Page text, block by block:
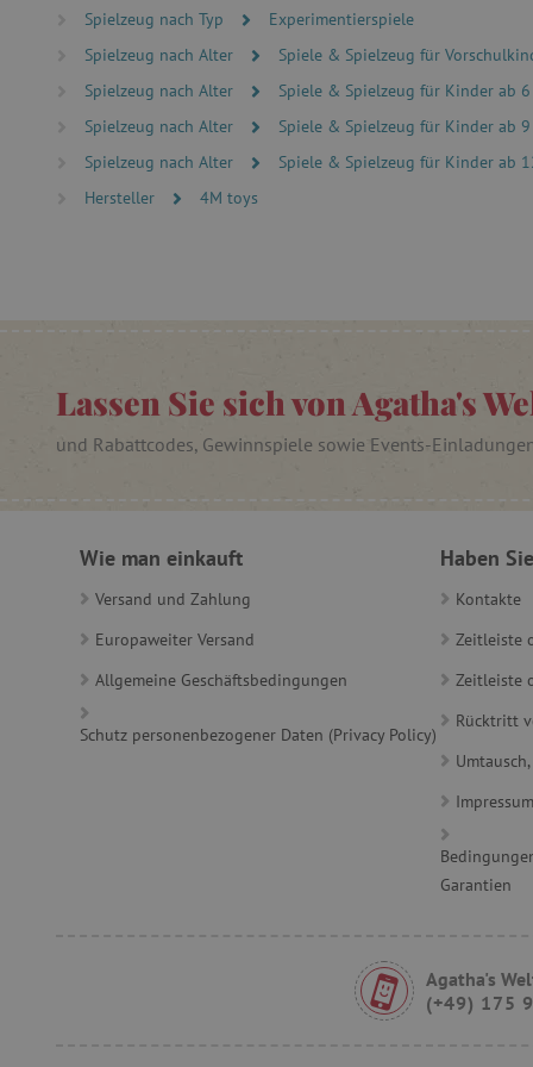
Spielzeug nach Typ
Experimentierspiele
Spielzeug nach Alter
Spiele & Spielzeug für
Spielzeug nach Alter
Spiele & Spielzeug für Kinder ab 6
Spielzeug nach Alter
Spiele & Spielzeug für Kinder ab 9
Spielzeug nach Alter
Spiele & Spielzeug für Kinder ab
Hersteller
4M toys
Lassen Sie sich von Agatha's
und Rabattcodes, Gewinnspiele sowie Events-
Wie man einkauft
Versand und Zahlung
Europaweiter Versand
Allgemeine Geschäftsbedingungen
Schutz personenbezogener Daten (Privacy Policy)
Haben
Kontakte
Zeitleiste
Zeitleiste
Rücktritt
Impressum
Garantien
Agatha's
(+49) 175
Ohne die unbedingt
Name
featureFlagIdentifier
PHPSESSID
__cf_bm
_lb_ccc
_sp_ses.ab3e
CookieScriptConsent
__cf_bm